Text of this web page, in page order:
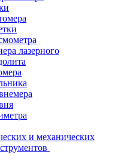
лазерного
и механических